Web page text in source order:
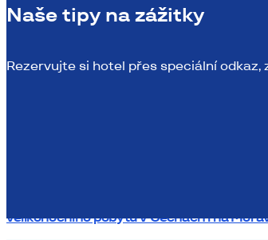
Naše tipy na zážitky
Rezervujte si hotel přes speciální
Užijte si jarní počasí a prodloužený
velikonočního pobytu v Čechách i na